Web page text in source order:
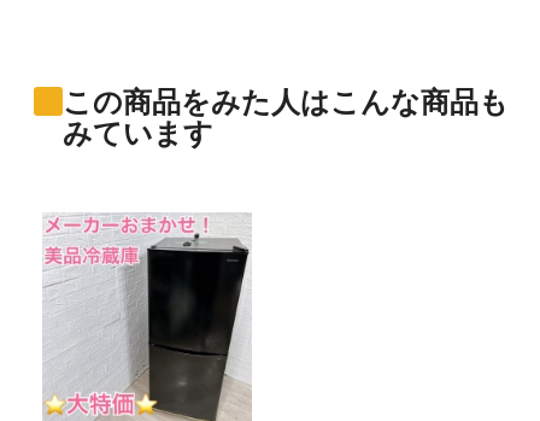
この商品をみた人はこんな商品も
みています